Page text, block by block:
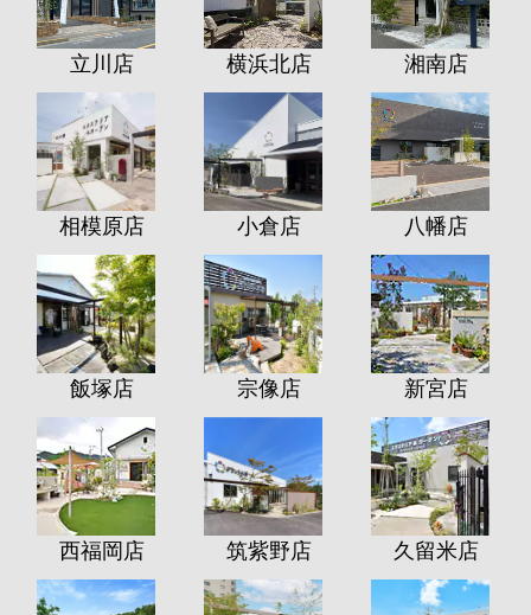
立川店 横浜北店 湘南店
相模原店 小倉店 八幡店
飯塚店 宗像店 新宮店
西福岡店 筑紫野店 久留米店